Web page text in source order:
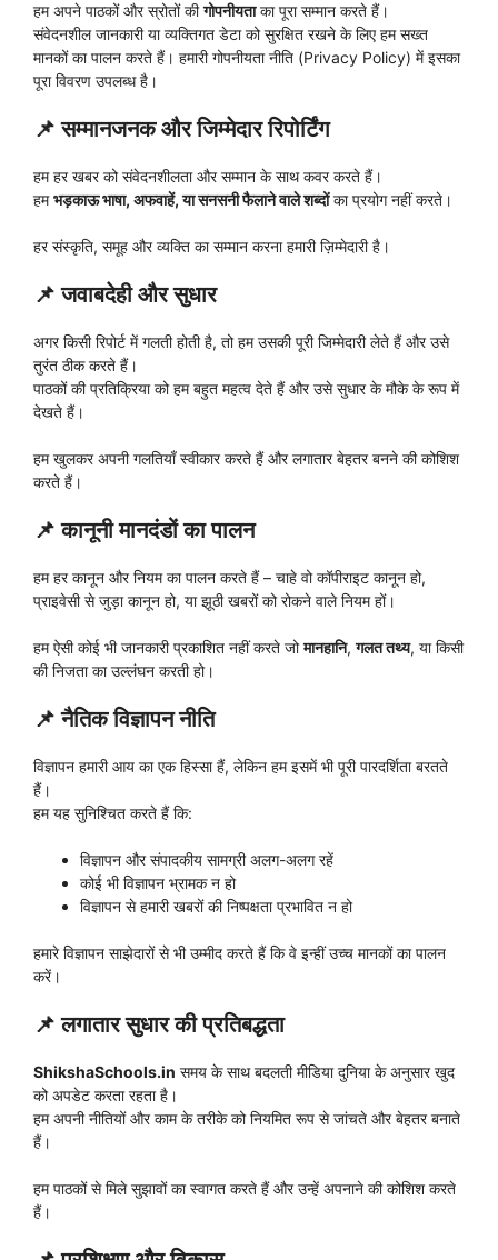
हम अपने पाठकों और स्रोतों कीगोपनीयताका पूरा सम्मान करते हैं।
संवेदनशील जानकारी या व्यक्तिगत डेटा को सुरक्षित रखने के लिए हम सख्त
मानकों का पालन करते हैं। हमारी गोपनीयता नीति (Privacy Policy) में इसका
पूरा विवरण उपलब्ध है।
📌सम्मानजनक और जिम्मेदार रिपोर्टिंग
हम हर खबर को संवेदनशीलता और सम्मान के साथ कवर करते हैं।
हमभड़काऊ भाषा, अफवाहें, या सनसनी फैलाने वाले शब्दोंका प्रयोग नहीं करते।
हर संस्कृति, समूह और व्यक्ति का सम्मान करना हमारी ज़िम्मेदारी है।
📌जवाबदेही और सुधार
अगर किसी रिपोर्ट में गलती होती है, तो हम उसकी पूरी जिम्मेदारी लेते हैं और उसे
तुरंत ठीक करते हैं।
पाठकों की प्रतिक्रिया को हम बहुत महत्व देते हैं और उसे सुधार के मौके के रूप में
देखते हैं।
हम खुलकर अपनी गलतियाँ स्वीकार करते हैं और लगातार बेहतर बनने की कोशिश
करते हैं।
📌कानूनी मानदंडों का पालन
हम हर कानून और नियम का पालन करते हैं – चाहे वो कॉपीराइट कानून हो,
प्राइवेसी से जुड़ा कानून हो, या झूठी खबरों को रोकने वाले नियम हों।
हम ऐसी कोई भी जानकारी प्रकाशित नहीं करते जोमानहानि,गलत तथ्य, या किसी
की निजता का उल्लंघन करती हो।
📌नैतिक विज्ञापन नीति
विज्ञापन हमारी आय का एक हिस्सा हैं, लेकिन हम इसमें भी पूरी पारदर्शिता बरतते
हैं।
हम यह सुनिश्चित करते हैं कि:
विज्ञापन और संपादकीय सामग्री अलग-अलग रहें
कोई भी विज्ञापन भ्रामक न हो
विज्ञापन से हमारी खबरों की निष्पक्षता प्रभावित न हो
हमारे विज्ञापन साझेदारों से भी उम्मीद करते हैं कि वे इन्हीं उच्च मानकों का पालन
करें।
📌लगातार सुधार की प्रतिबद्धता
ShikshaSchools.in समय के साथ बदलती मीडिया दुनिया के अनुसार खुद
को अपडेट करता रहता है।
हम अपनी नीतियों और काम के तरीके को नियमित रूप से जांचते और बेहतर बनाते
हैं।
हम पाठकों से मिले सुझावों का स्वागत करते हैं और उन्हें अपनाने की कोशिश करते
हैं।